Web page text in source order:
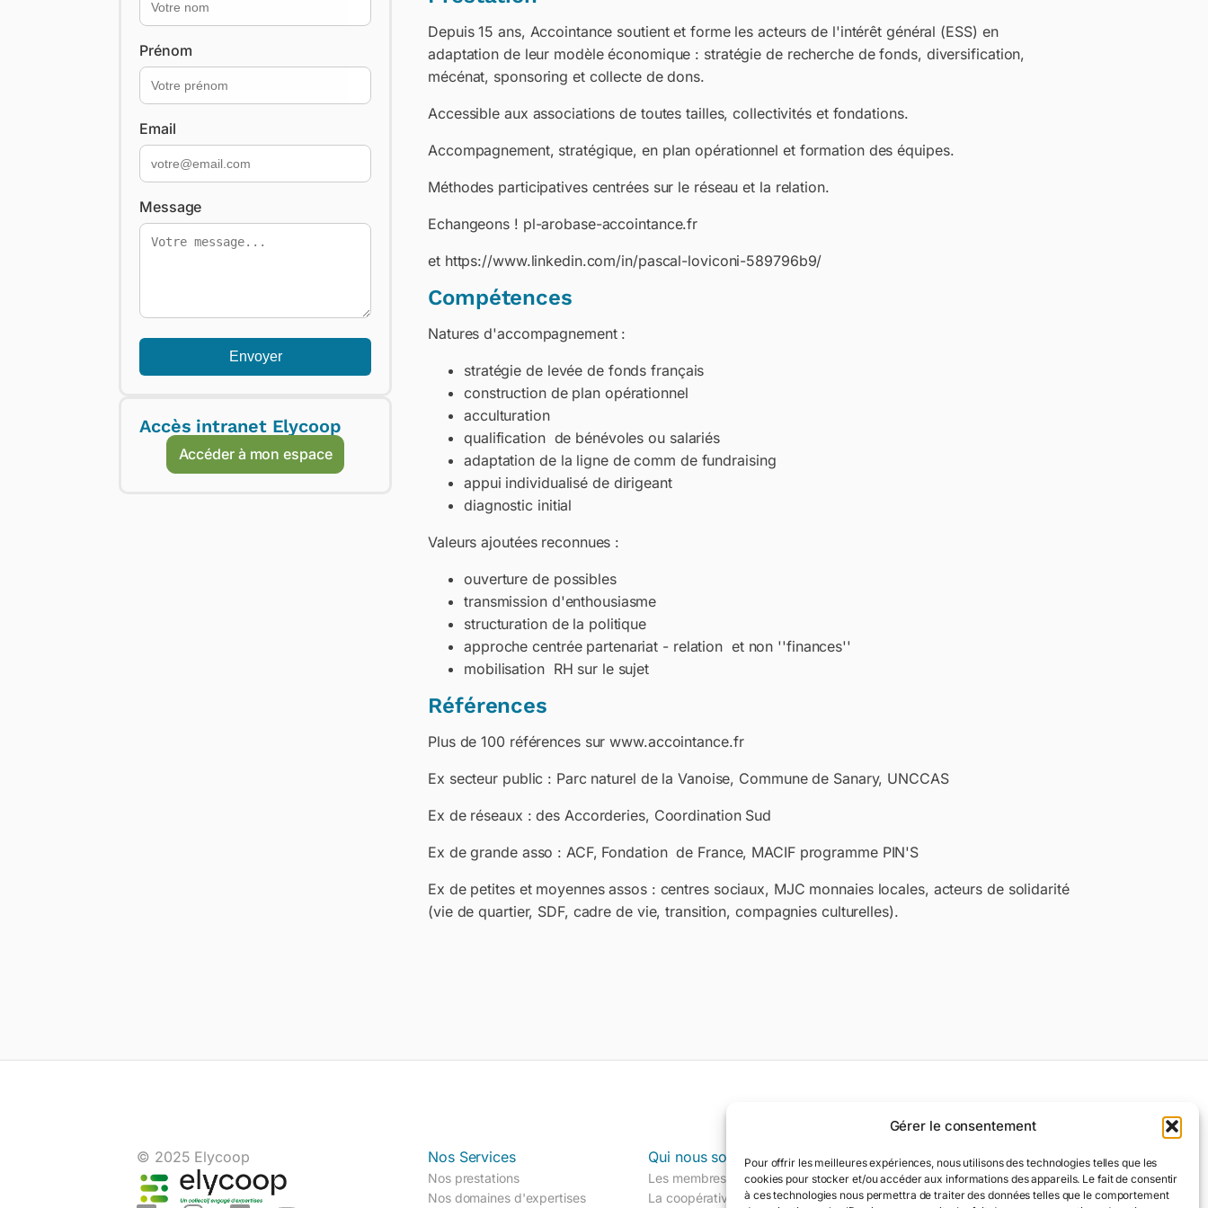
Gérer le consentement
Pour offrir les meilleures expériences, nous utilisons des technologies telles que les
cookies pour stocker et/ou accéder aux informations des appareils. Le fait de consentir
à ces technologies nous permettra de traiter des données telles que le comportement
Prénom
Email
Message
Envoyer
Accès intranet Elycoop
Accéder à mon espace
Depuis 15 ans, Accointance soutient et forme les acteurs de l'intérêt général (ESS) en
adaptation de leur modèle économique : stratégie de recherche de fonds, diversification,
mécénat, sponsoring et collecte de dons.
Accessible aux associations de toutes tailles, collectivités et fondations.
Accompagnement, stratégique, en plan opérationnel et formation des équipes.
Méthodes participatives centrées sur le réseau et la relation.
Echangeons ! pl-arobase-accointance.fr
et https://www.linkedin.com/in/pascal-loviconi-589796b9/
Compétences
Natures d'accompagnement :
stratégie de levée de fonds français
construction de plan opérationnel
acculturation
qualification de bénévoles ou salariés
adaptation de la ligne de comm de fundraising
appui individualisé de dirigeant
diagnostic initial
Valeurs ajoutées reconnues :
ouverture de possibles
transmission d'enthousiasme
structuration de la politique
approche centrée partenariat - relation et non ''finances''
mobilisation RH sur le sujet
Références
Plus de 100 références sur www.accointance.fr
Ex secteur public : Parc naturel de la Vanoise, Commune de Sanary, UNCCAS
Ex de réseaux : des Accorderies, Coordination Sud
Ex de grande asso : ACF, Fondation de France, MACIF programme PIN'S
Ex de petites et moyennes assos : centres sociaux, MJC monnaies locales, acteurs de solidarité
(vie de quartier, SDF, cadre de vie, transition, compagnies culturelles).
© 2025 Elycoop Nos Services
Nos prestations
Nos domaines d'expertises
Qui nous sommes
Les membres
La coopérative
Légal
Mentions légales
Politique de cookies